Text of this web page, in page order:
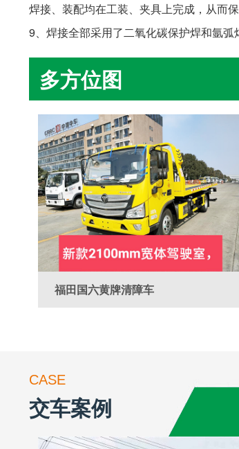
焊接、装配均在工装、夹具上完成，从而
9、焊接全部采用了二氧化碳保护焊和氩
多方位图

福田国六黄牌清障车
CASE
交车案例